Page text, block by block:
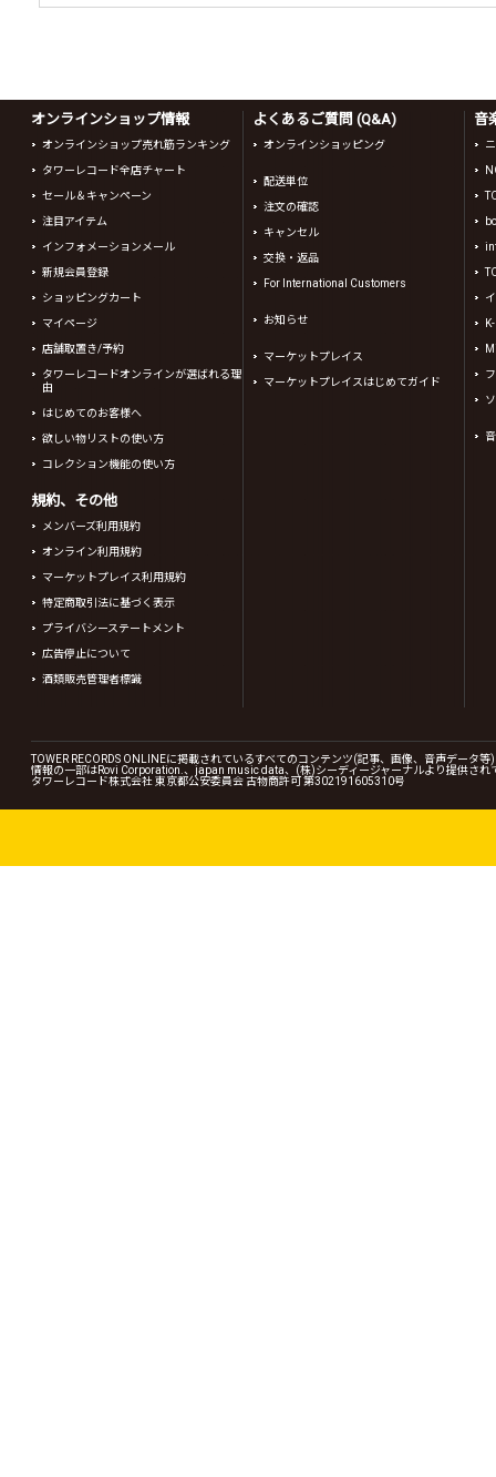
オンラインショップ情報
オンラインショップ売れ筋ランキング
タワーレコード全店チャート
セール＆キャンペーン
注目アイテム
インフォメーションメール
新規会員登録
ショッピングカート
マイページ
店舗取置き/予約
タワーレコードオンラインが選ばれる理
由
はじめてのお客様へ
欲しい物リストの使い方
コレクション機能の使い方
規約、その他
メンバーズ利用規約
オンライン利用規約
マーケットプレイス利用規約
特定商取引法に基づく表示
プライバシーステートメント
広告停止について
酒類販売管理者標識
よくあるご質問 (Q&A)
オンラインショッピング
配送単位
注文の確認
キャンセル
交換・返品
For International Customers
お知らせ
マーケットプレイス
マーケットプレイスはじめてガイド
音
TOWER RECORDS ONLINEに掲載されているすべてのコンテンツ(記事、画像、音声データ
情報の一部はRovi Corporation.、japan music data、(株)シーディージャーナルより提供され
タワーレコード株式会社 東京都公安委員会 古物商許可 第302191605310号